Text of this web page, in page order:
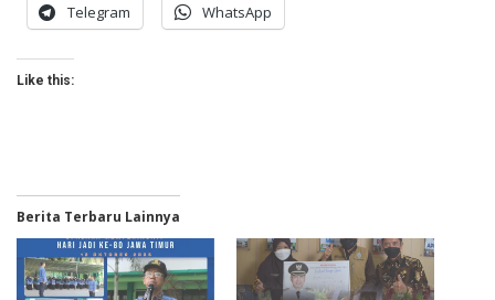
Telegram WhatsApp
Like this:
Berita Terbaru Lainnya